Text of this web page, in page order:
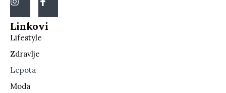
Linkovi
Lifestyle
Zdravlje
Lepota
Moda